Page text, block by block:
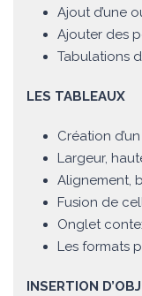
Ajout d’une
Ajouter des
Tabulations
LES TABLEAUX
Création
Largeur,
Alignement,
Fusion de
Onglet
Les formats
INSERTION